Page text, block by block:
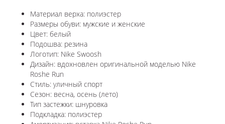
Материал верха: полиэстер
Размеры обуви: мужские и женские
Цвет: белый
Подошва: резина
Логотип: Nike Swoosh
Дизайн: вдохновлен оригинальной моделью Nike
Roshe Run
Стиль: уличный спорт
Сезон: весна, осень (лето)
Тип застежки: шнуровка
Подкладка: полиэстер